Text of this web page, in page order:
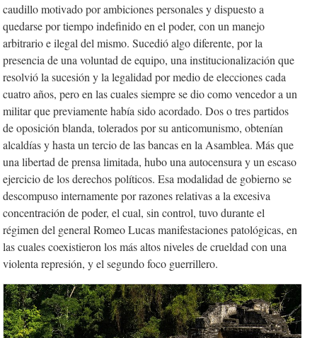
caudillo motivado por ambiciones personales y dispuesto a
quedarse por tiempo indefinido en el poder, con un manejo
arbitrario e ilegal del mismo. Sucedió algo diferente, por la
presencia de una voluntad de equipo, una institucionalización que
resolvió la sucesión y la legalidad por medio de elecciones cada
cuatro años, pero en las cuales siempre se dio como vencedor a un
militar que previamente había sido acordado. Dos o tres partidos
de oposición blanda, tolerados por su anticomunismo, obtenían
alcaldías y hasta un tercio de las bancas en la Asamblea. Más que
una libertad de prensa limitada, hubo una autocensura y un escaso
ejercicio de los derechos políticos. Esa modalidad de gobierno se
descompuso internamente por razones relativas a la excesiva
concentración de poder, el cual, sin control, tuvo durante el
régimen del general Romeo Lucas manifestaciones patológicas, en
las cuales coexistieron los más altos niveles de crueldad con una
violenta represión, y el segundo foco guerrillero.